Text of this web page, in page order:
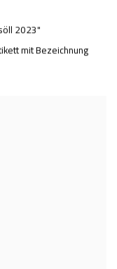
2023"
mit Bezeichnung